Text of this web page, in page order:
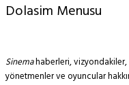
Dolasim Menusu
Sinemahaberleri,
yönetmenler ve oyuncular